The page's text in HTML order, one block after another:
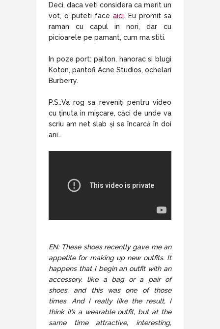
Deci, daca veti considera ca merit un
vot, o puteti face aici. Eu promit sa
raman cu capul in nori, dar cu
picioarele pe pamant, cum ma stiti.
In poze port: palton, hanorac si blugi
Koton, pantofi Acne Studios, ochelari
Burberry.
P.S.:Va rog sa reveniți pentru video
cu ținuta in mișcare, căci de unde va
scriu am net slab și se încarcă în doi
ani…
EN: These shoes recently gave me an
appetite for making up new outfits. It
happens that I begin an outfit with an
accessory, like a bag or a pair of
shoes, and this was one of those
times. And I really like the result, I
think it’s a wearable outfit, but at the
same time attractive, interesting,